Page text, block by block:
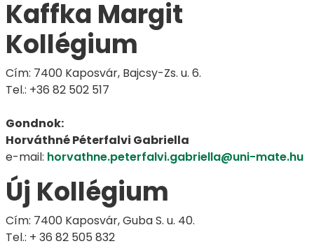
Kaffka Margit
Kollégium
Cím: 7400 Kaposvár, Bajcsy-Zs. u. 6.
Tel.: +36 82 502 517
Gondnok:
Horváthné Péterfalvi Gabriella
e-mail: horvathne.peterfalvi.gabriella@uni-mate.hu
Új Kollégium
Cím: 7400 Kaposvár, Guba S. u. 40.
Tel.: + 36 82 505 832